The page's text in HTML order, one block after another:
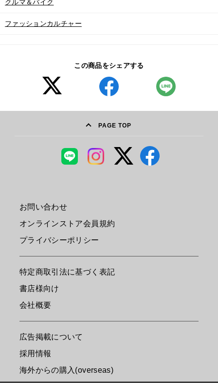
クルマ＆バイク
ファッションカルチャー
この商品をシェアする
PAGE TOP
お問い合わせ
オンラインストア会員規約
プライバシーポリシー
特定商取引法に基づく表記
書店様向け
会社概要
広告掲載について
採用情報
海外からの購入(overseas)